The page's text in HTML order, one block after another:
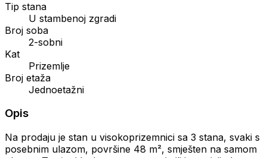
Tip stana
U stambenoj zgradi
Broj soba
2-sobni
Kat
Prizemlje
Broj etaža
Jednoetažni
Opis
Na prodaju je stan u visokoprizemnici sa 3 stana, svaki s
posebnim ulazom, površine 48 m², smješten na samom